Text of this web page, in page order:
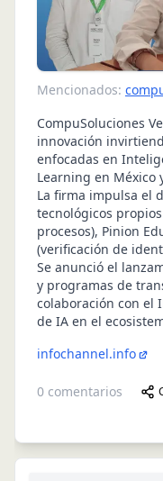
Mencionados:
CompuSoluciones
innovación
enfocadas en
Learning en México
La firma impulsa el
tecnológicos
procesos), Pinion
(verificación de
Se anunció el
y programas de
colaboración con el
de IA en el
infochannel.info
0 comentarios